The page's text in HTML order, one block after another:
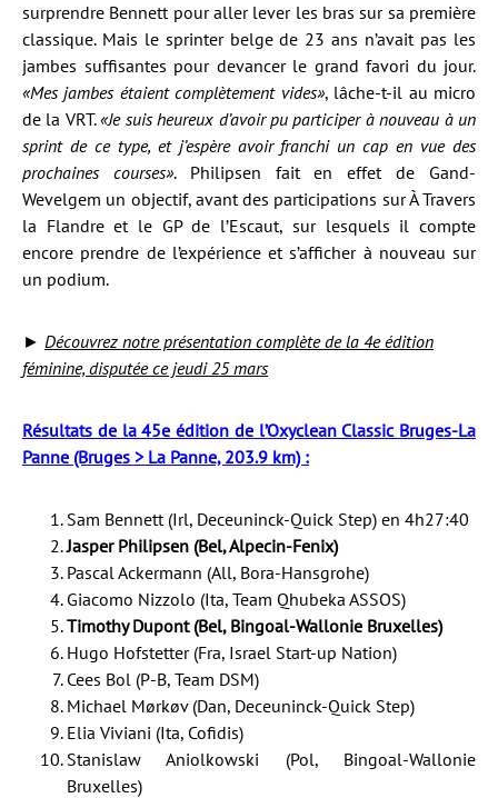
surprendre Bennett pour aller lever les bras sur sa première
classique. Mais le sprinter belge de 23 ans n’avait pas les
jambes suffisantes pour devancer le grand favori du jour.
«Mes jambes étaient complètement vides», lâche-t-il au micro
de la VRT.«Je suis heureux d’avoir pu participer à nouveau à un
sprint de ce type, et j’espère avoir franchi un cap en vue des
prochaines courses». Philipsen fait en effet de Gand-
Wevelgem un objectif, avant des participations sur À Travers
la Flandre et le GP de l’Escaut, sur lesquels il compte
encore prendre de l’expérience et s’afficher à nouveau sur
un podium.
► Découvrez notre présentation complète de la 4e édition
féminine, disputée ce jeudi 25 mars
Résultats de la 45e édition de l’Oxyclean Classic Bruges-La
Panne (Bruges > La Panne, 203.9 km) :
Sam Bennett (Irl, Deceuninck-Quick Step) en 4h27:40
Jasper Philipsen (Bel, Alpecin-Fenix)
Pascal Ackermann (All, Bora-Hansgrohe)
Giacomo Nizzolo (Ita, Team Qhubeka ASSOS)
Timothy Dupont (Bel, Bingoal-Wallonie Bruxelles)
Hugo Hofstetter (Fra, Israel Start-up Nation)
Cees Bol (P-B, Team DSM)
Michael Mørkøv (Dan, Deceuninck-Quick Step)
Elia Viviani (Ita, Cofidis)
Stanislaw Aniolkowski (Pol, Bingoal-Wallonie
Bruxelles)